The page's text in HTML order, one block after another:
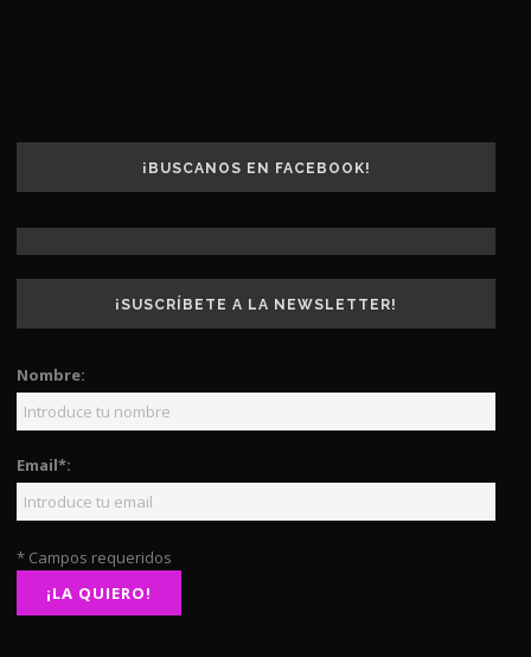
¡BUSCANOS EN FACEBOOK!
¡SUSCRÍBETE A LA NEWSLETTER!
Nombre:
Email*:
* Campos requeridos